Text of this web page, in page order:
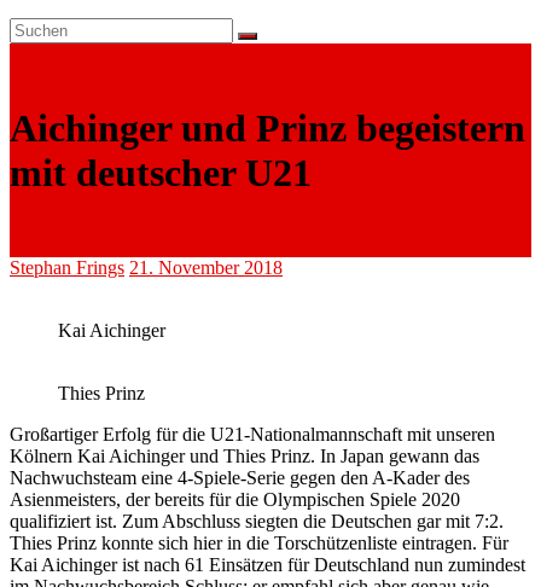
Aichinger und Prinz begeistern
mit deutscher U21
Stephan Frings 21. November 2018
Kai Aichinger
Thies Prinz
Großartiger Erfolg für die U21-Nationalmannschaft mit unseren
Kölnern Kai Aichinger und Thies Prinz. In Japan gewann das
Nachwuchsteam eine 4-Spiele-Serie gegen den A-Kader des
Asienmeisters, der bereits für die Olympischen Spiele 2020
qualifiziert ist. Zum Abschluss siegten die Deutschen gar mit 7:2.
Thies Prinz konnte sich hier in die Torschützenliste eintragen. Für
Kai Aichinger ist nach 61 Einsätzen für Deutschland nun zumindest